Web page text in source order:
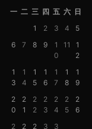
一 二 三 四 五 六 日
1
2 3 4
5
6
7 8 9
1
0
11
1
2
1
3
1
4
1
5
1
6
1
7
1
8
1
9
2
0
2
1
2
2
2
3
2
4
2
5
2
6
2
2 2 3 3